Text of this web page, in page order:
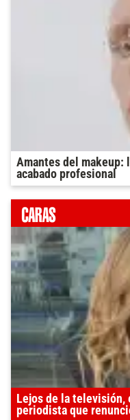
Amantes del makeup:
acabado profesional
Lejos de la televisión,
periodista que